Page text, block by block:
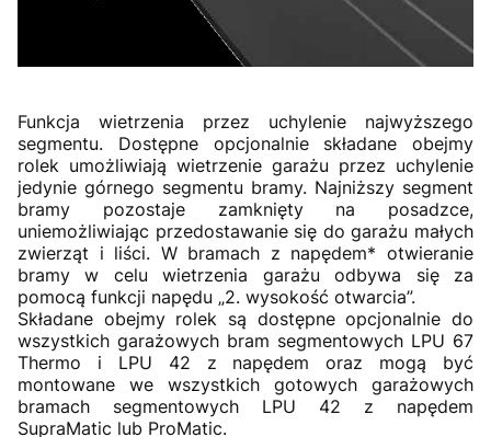
Funkcja wietrzenia przez uchylenie najwyższego
segmentu. Dostępne opcjonalnie składane obejmy
rolek umożliwiają wietrzenie garażu przez uchylenie
jedynie górnego segmentu bramy. Najniższy segment
bramy pozostaje zamknięty na posadzce,
uniemożliwiając przedostawanie się do garażu małych
zwierząt i liści. W bramach z napędem* otwieranie
bramy w celu wietrzenia garażu odbywa się za
pomocą funkcji napędu „2. wysokość otwarcia”.
Składane obejmy rolek są dostępne opcjonalnie do
wszystkich garażowych bram segmentowych LPU 67
Thermo i LPU 42 z napędem oraz mogą być
montowane we wszystkich gotowych garażowych
bramach segmentowych LPU 42 z napędem
SupraMatic lub ProMatic.